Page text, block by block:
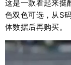
这是一款看起来挺
色双色可选，从S
体数据后再购买。